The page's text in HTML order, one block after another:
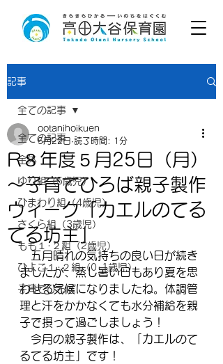
記事
全ての記事
全体
ゆり組（5歳児）
ひまわり組（4歳児）
さくら組（3歳児）
もも１･２組（2歳児）
ひよこ１･２組（0･1歳児）
子育てひろば
全ての記事
R８年度５月25日（月）
～子育てひろば親子製作
ウィーク「カエルのてる
てる坊主」
ootanihoikuen
5月22日 読了時間: 1分
五月晴れの気持ちの良い日が続き
ましたが、蒸し暑い日もあり夏を思
わせる気候になりましたね。体調管
理と汗をかかなくても水分補給を親
子で摂って過ごしましょう！
今月の親子製作は、「カエルのて
るてる坊主」です！